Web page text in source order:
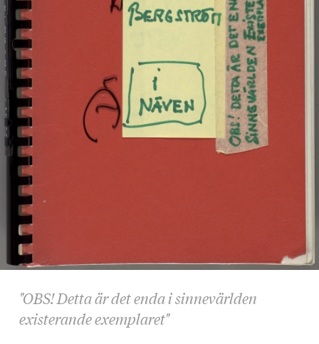
"OBS! Detta är det enda i sinnevärlden
existerande exemplaret"